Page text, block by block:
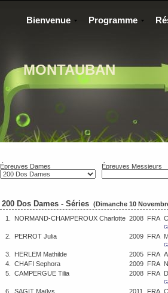
MONTAUBAN
Bienvenue Programme
Épreuves Dames Épreuves Messieurs
200 Dos Dames - Séries (Dimanche 10
1.
NORMAND-CHAMPEROUX Charlotte 2008 FRA
2. PERROT Julia 2009 FRA
3. HERLEM Mathilde 2005 FRA
4.
CHAFI Sephora 2009 FRA
5.
CAMPERGUE Tilia 2008 FRA
6. SAGIT Maïlys 2011 FRA